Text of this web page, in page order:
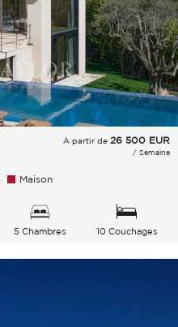
À partir de 26 500 EUR
/ Semaine
Maison
5 Chambres 10 Couchages